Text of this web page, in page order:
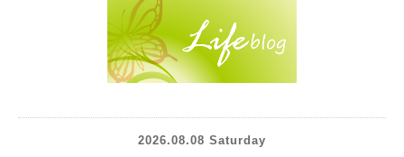
2026.08.08 Saturday